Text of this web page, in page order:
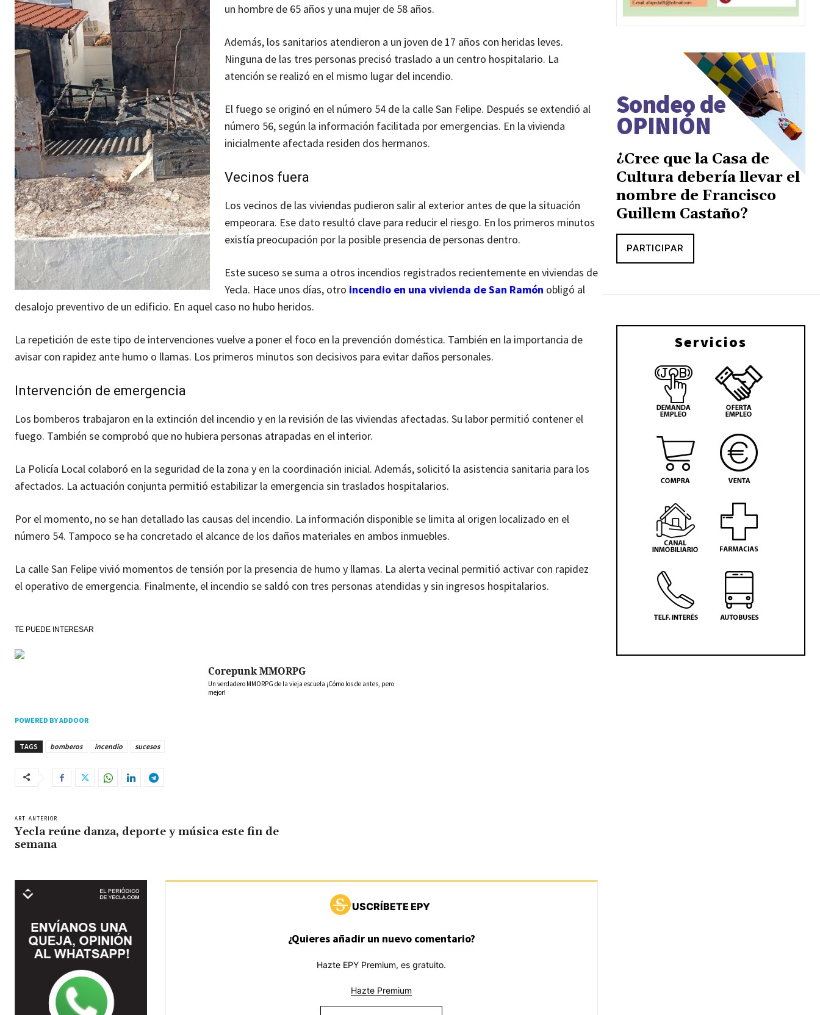
un hombre de 65 años y una mujer de 58 años.
Además, los sanitarios atendieron a un joven de 17 años con heridas leves.
Ninguna de las tres personas precisó traslado a un centro hospitalario. La
atención se realizó en el mismo lugar del incendio.
El fuego se originó en el número 54 de la calle San Felipe. Después se extendió al
número 56, según la información facilitada por emergencias. En la vivienda
inicialmente afectada residen dos hermanos.
Vecinos fuera
Los vecinos de las viviendas pudieron salir al exterior antes de que la situación
empeorara. Ese dato resultó clave para reducir el riesgo. En los primeros minutos
existía preocupación por la posible presencia de personas dentro.
Este suceso se suma a otros incendios registrados recientemente en viviendas de
Yecla. Hace unos días, otro incendio en una vivienda de San Ramón obligó al
desalojo preventivo de un edificio. En aquel caso no hubo heridos.
La repetición de este tipo de intervenciones vuelve a poner el foco en la prevención doméstica. También en la importancia de
avisar con rapidez ante humo o llamas. Los primeros minutos son decisivos para evitar daños personales.
Intervención de emergencia
Los bomberos trabajaron en la extinción del incendio y en la revisión de las viviendas afectadas. Su labor permitió contener el
fuego. También se comprobó que no hubiera personas atrapadas en el interior.
La Policía Local colaboró en la seguridad de la zona y en la coordinación inicial. Además, solicitó la asistencia sanitaria para los
afectados. La actuación conjunta permitió estabilizar la emergencia sin traslados hospitalarios.
Por el momento, no se han detallado las causas del incendio. La información disponible se limita al origen localizado en el
número 54. Tampoco se ha concretado el alcance de los daños materiales en ambos inmuebles.
La calle San Felipe vivió momentos de tensión por la presencia de humo y llamas. La alerta vecinal permitió activar con rapidez
el operativo de emergencia. Finalmente, el incendio se saldó con tres personas atendidas y sin ingresos hospitalarios.
TE PUEDE INTERESAR
Corepunk MMORPG
Un verdadero MMORPG de la vieja escuela ¡Cómo los de antes, pero
mejor!
POWERED BY ADDOOR
TAGS bomberos incendio sucesos
ART. ANTERIOR
Yecla reúne danza, deporte y música este fin de
semana
USCRÍBETE EPY
¿Quieres añadir un nuevo comentario?
Hazte EPY Premium, es gratuito.
Hazte Premium
Sondeo de
OPINIÓN
¿Cree que la Casa de
Cultura debería llevar el
nombre de Francisco
Guillem Castaño?
PARTICIPAR
Servicios